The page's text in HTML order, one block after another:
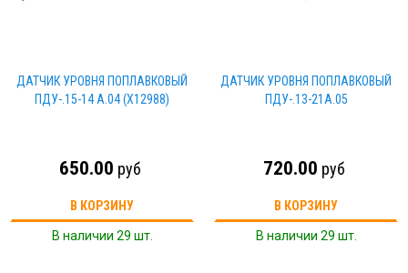
ДАТЧИК УРОВНЯ ПОПЛАВКОВЫЙ
ПДУ-.15-14 А.04 (Х12988)
650.00 руб
В КОРЗИНУ
В наличии 29 шт.
ДАТЧИК УРОВНЯ ПОПЛАВКОВЫЙ
ПДУ-.13-21А.05
720.00 руб
В КОРЗИНУ
В наличии 29 шт.